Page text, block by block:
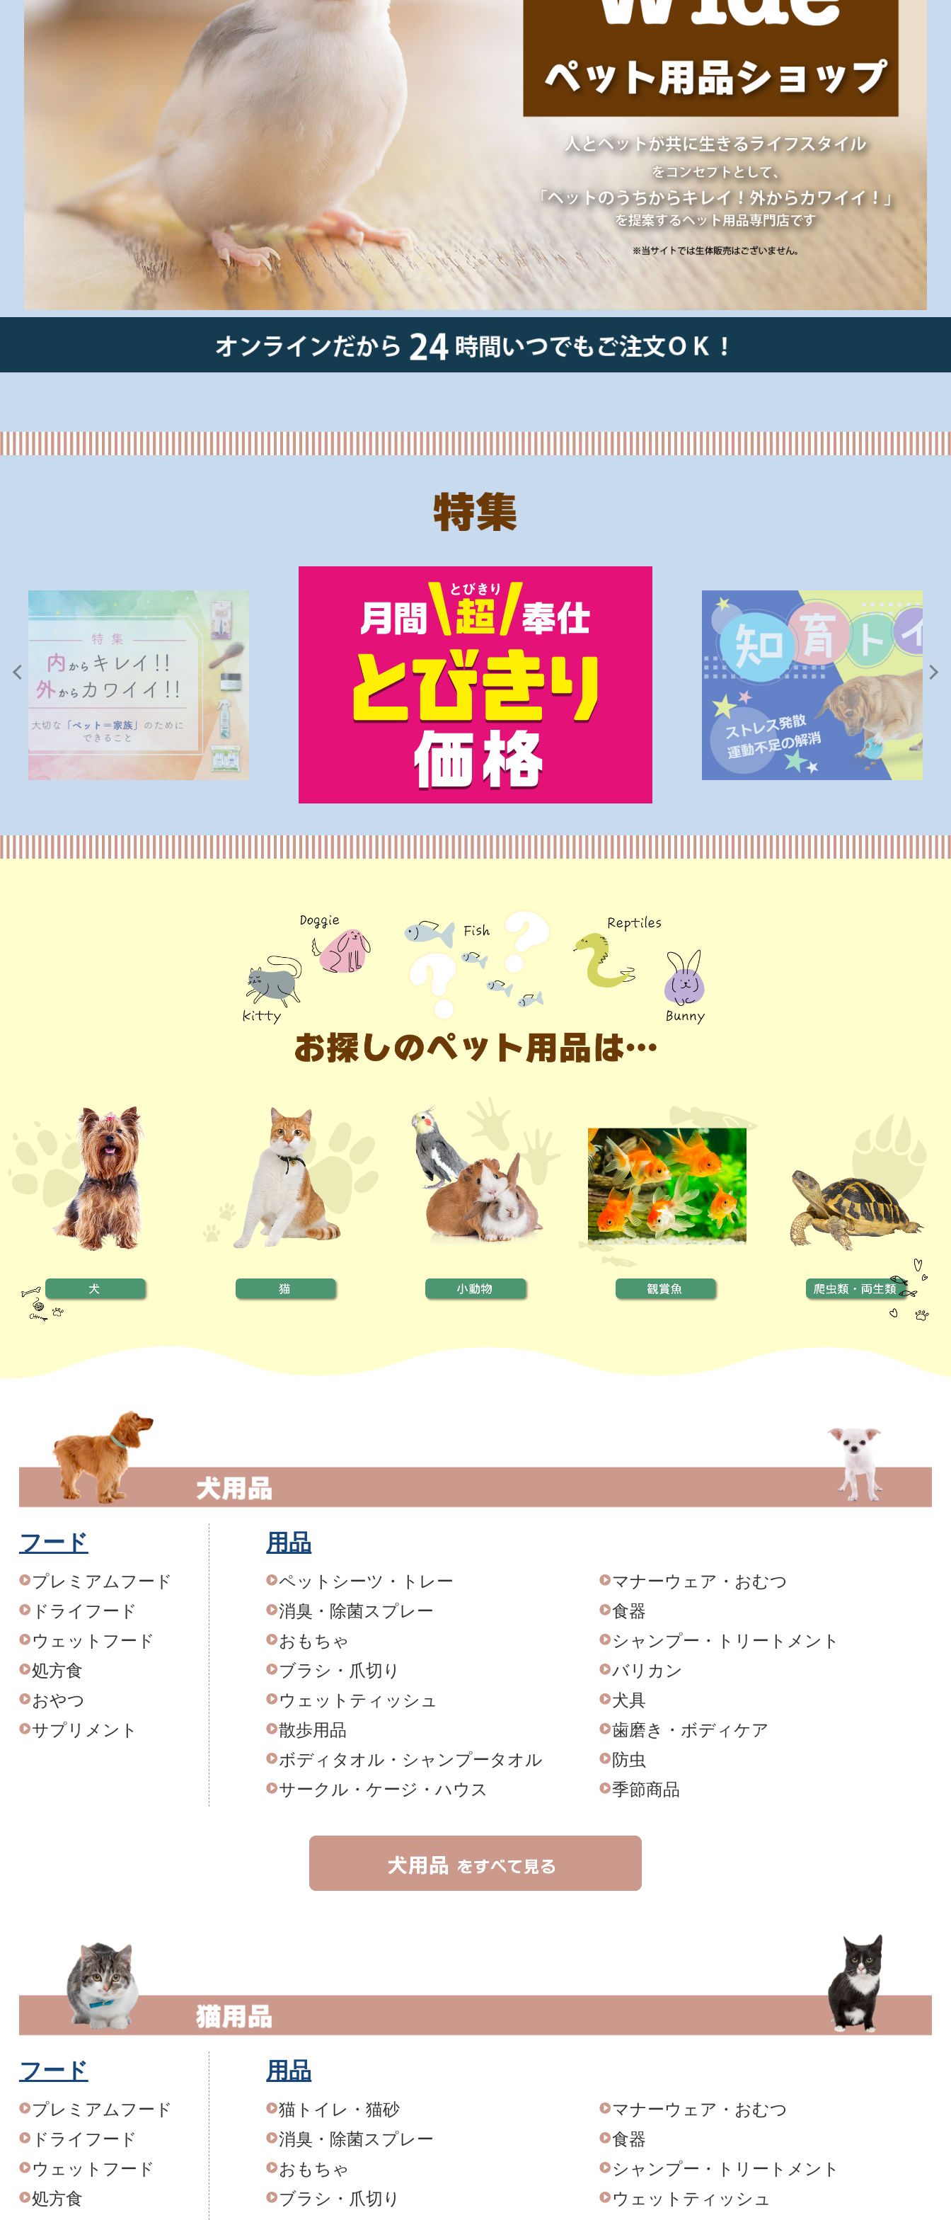
フード
プレミアムフード
ドライフード
ウェットフード
処方食
おやつ
サプリメント
用品
ペットシーツ ・ トレー マナーウェア ・ おむつ
消臭 ・ 除菌スプレー
食器
おもちゃ
シャンプー ・ トリートメント
ブラシ ・ 爪切り
バリカン
ウェットティッシュ
犬具
散歩用品
歯磨き ・ ボディケア
ボディタオル ・ シャンプータオル
防虫
サークル ・ケージ・ハウス 季節商品
フード
プレミアムフード
ドライフード
ウェットフード
処方食
用品
猫トイレ ・猫砂 マナーウェア ・ おむつ
消臭 ・ 除菌スプレー
食器
おもちゃ
シャンプー ・ トリートメント
ブラシ ・ 爪切り
ウェットティッシュ